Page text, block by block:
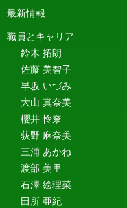
最新情報
職員とキャリア
鈴木 拓朗
佐藤 美智子
早坂 いづみ
大山 真奈美
櫻井 怜奈
荻野 麻奈美
三浦 あかね
渡部 美里
石澤 絵理菜
田所 亜紀